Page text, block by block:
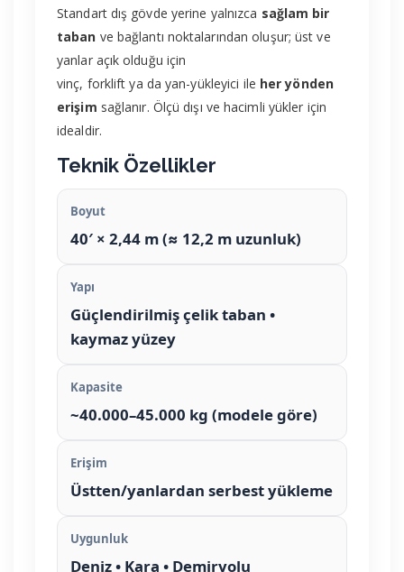
Standart dış gövde yerine yalnızca sağlam bir
taban ve bağlantı noktalarından oluşur; üst ve
yanlar açık olduğu için
vinç, forklift ya da yan-yükleyici ile her yönden
erişim sağlanır. Ölçü dışı ve hacimli yükler için
idealdir.
Teknik Özellikler
Boyut
40′ × 2,44 m (≈ 12,2 m uzunluk)
Yapı
Güçlendirilmiş çelik taban •
kaymaz yüzey
Kapasite
~40.000–45.000 kg (modele göre)
Erişim
Üstten/yanlardan serbest yükleme
Uygunluk
Deniz • Kara • Demiryolu